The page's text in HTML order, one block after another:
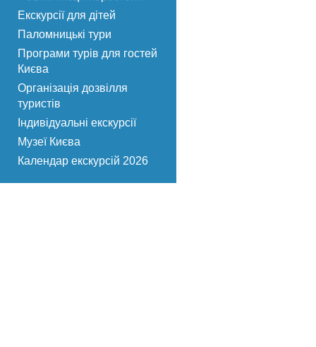
Екскурсії для дітей
Паломницькі тури
Програми турів для гостей
Києва
Організація дозвілля
туристів
Індивідуальні екскурсії
Музеї Києва
Календар екскурсій 2026